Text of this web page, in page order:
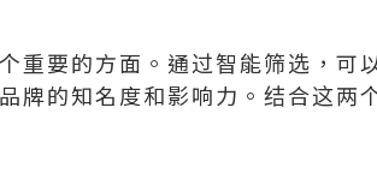
重要的方面。通过智能筛选，可
牌的知名度和影响力。结合这两